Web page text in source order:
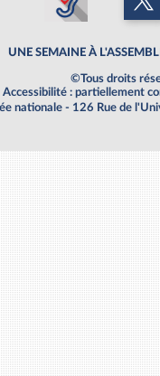
UNE SEMAINE À
©Tous droits
Accessibilité : partiellement
nationale - 126 Rue de